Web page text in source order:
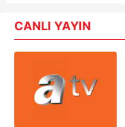
CANLI YAYIN